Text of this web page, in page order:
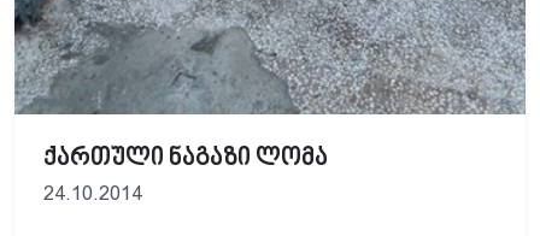
ქართული ნაგაზი ლომა
24.10.2014